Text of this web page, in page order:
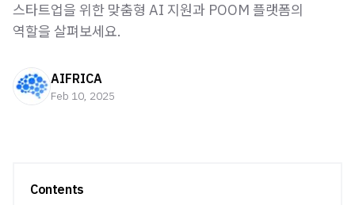
스타트업을 위한 맞춤형 AI 지원과 POOM 플랫폼의
역할을 살펴보세요.
AIFRICA
Feb 10, 2025
Contents